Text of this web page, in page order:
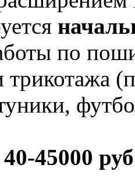
по
трикотажа
45000 руб